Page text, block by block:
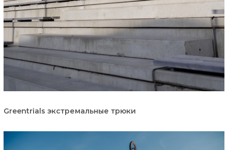
Greentrials экстремальные трюки